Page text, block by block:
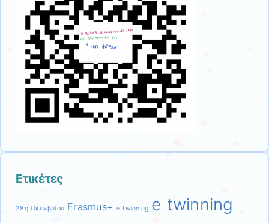
Ετικέτες
28η Οκτωβρίου Erasmus+ e twinning e twinning